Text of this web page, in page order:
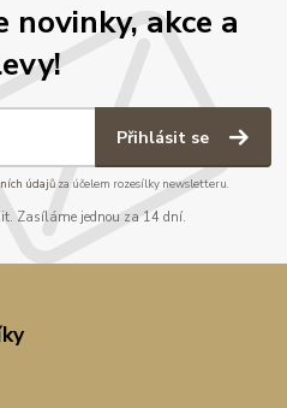
novinky, akce a
Přihlásit se
údajůza účelem rozesílky newsletteru.
Zasíláme jednou za 14 dní.